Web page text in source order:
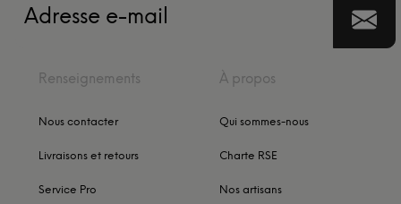
Renseignements
Nous contacter
Livraisons et retours
Service Pro
À propos
Qui sommes-nous
Charte RSE
Nos artisans